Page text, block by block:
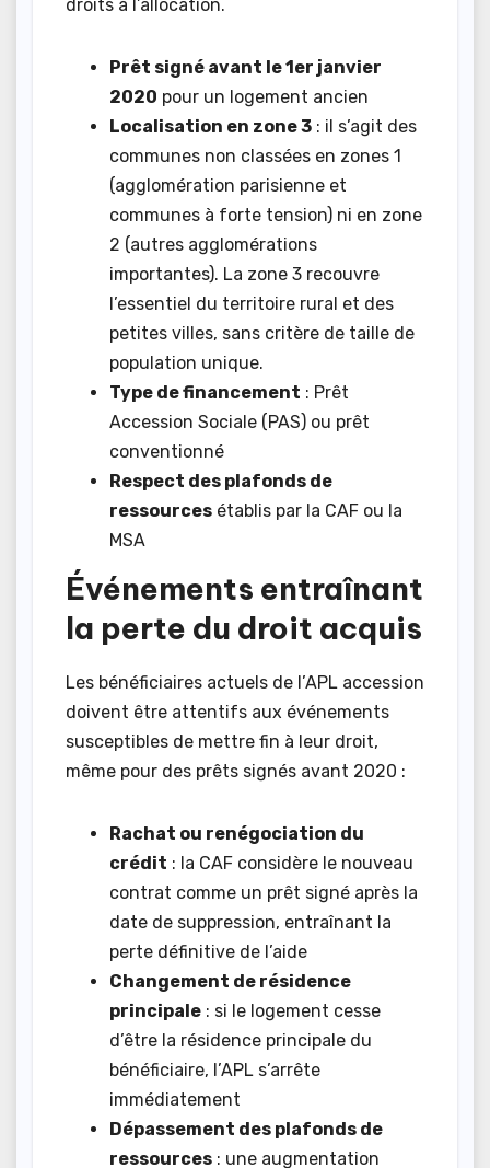
droits à l’allocation.
Prêt signé avant le 1er janvier
2020 pour un logement ancien
Localisation en zone 3 : il s’agit des
communes non classées en zones 1
(agglomération parisienne et
communes à forte tension) ni en zone
2 (autres agglomérations
importantes). La zone 3 recouvre
l’essentiel du territoire rural et des
petites villes, sans critère de taille de
population unique.
Type de financement : Prêt
Accession Sociale (PAS) ou prêt
conventionné
Respect des plafonds de
ressources établis par la CAF ou la
MSA
Événements entraînant
la perte du droit acquis
Les bénéficiaires actuels de l’APL accession
doivent être attentifs aux événements
susceptibles de mettre fin à leur droit,
même pour des prêts signés avant 2020 :
Rachat ou renégociation du
crédit : la CAF considère le nouveau
contrat comme un prêt signé après la
date de suppression, entraînant la
perte définitive de l’aide
Changement de résidence
principale : si le logement cesse
d’être la résidence principale du
bénéficiaire, l’APL s’arrête
immédiatement
Dépassement des plafonds de
ressources : une augmentation